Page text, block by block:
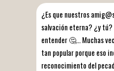
¿Es que nuestros
salvación eterna? ¿y
entender 🤔… Muchas
tan popular porque eso
reconocimiento del